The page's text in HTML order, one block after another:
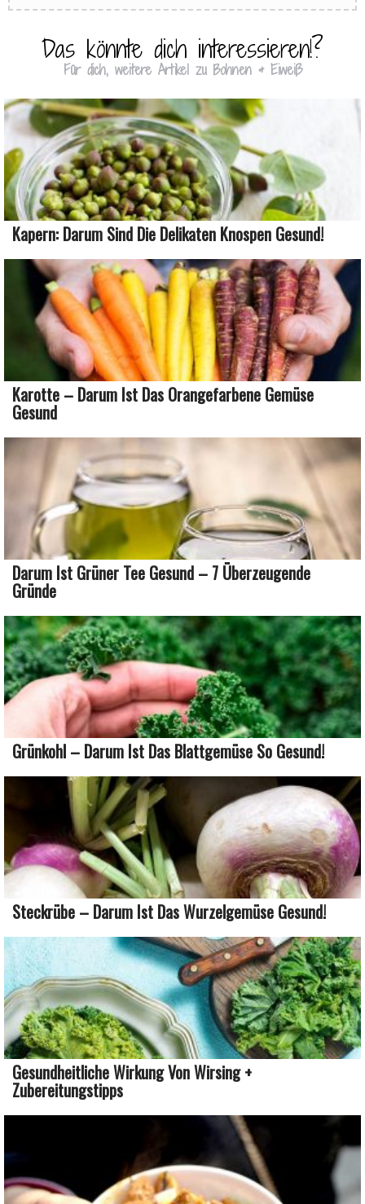
Das könnte dich interessieren!?
Für dich, weitere Artikel zu Bohnen & Eiweiß
Kapern: Darum Sind Die Delikaten Knospen Gesund!
Karotte – Darum Ist Das Orangefarbene Gemüse
Gesund
Darum Ist Grüner Tee Gesund – 7 Überzeugende
Gründe
Grünkohl – Darum Ist Das Blattgemüse So Gesund!
Steckrübe – Darum Ist Das Wurzelgemüse Gesund!
Gesundheitliche Wirkung Von Wirsing +
Zubereitungstipps